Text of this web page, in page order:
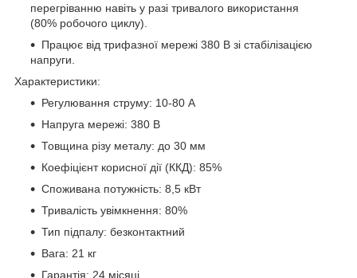
перегріванню навіть у разі тривалого використання
(80% робочого циклу).
Працює від трифазної мережі 380 В зі стабілізацією
напруги.
Характеристики:
Регулювання струму: 10-80 А
Напруга мережі: 380 В
Товщина різу металу: до 30 мм
Коефіцієнт корисної дії (ККД): 85%
Споживана потужність: 8,5 кВт
Тривалість увімкнення: 80%
Тип підпалу: безконтактний
Вага: 21 кг
Гарантія: 24 місяці